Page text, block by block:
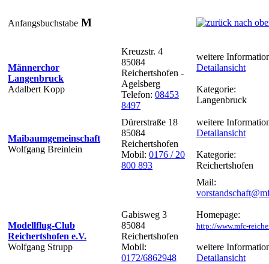
Anfangsbuchstabe M
Männerchor
Langenbruck
Adalbert Kopp
Kreuzstr. 4
85084
Reichertshofen -
Agelsberg
Telefon: 08453
8497
weitere
Detailansicht
Kategorie:
Langenbruck
Maibaumgemeinschaft
Wolfgang Breinlein
Dürerstraße 18
85084
Reichertshofen
Mobil: 0176 / 20
800 893
weitere
Detailansicht
Kategorie:
Reichertshofen
Modellflug-Club
Reichertshofen e.V.
Wolfgang Strupp
Gabisweg 3
85084
Reichertshofen
Mobil:
0172/6862948
Mail:
Homepage:
http://www.mfc-
weitere
Detailansicht